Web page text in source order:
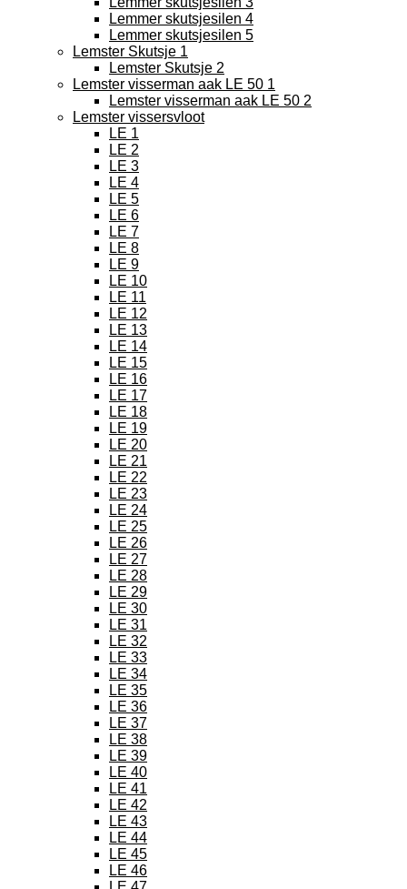
Lemmer skutsjesilen 4
Lemmer skutsjesilen 5
Lemster Skutsje 1
Lemster Skutsje 2
Lemster visserman aak LE 50 1
Lemster visserman aak LE 50 2
Lemster vissersvloot
LE 1
LE 2
LE 3
LE 4
LE 5
LE 6
LE 7
LE 8
LE 9
LE 10
LE 11
LE 12
LE 13
LE 14
LE 15
LE 16
LE 17
LE 18
LE 19
LE 20
LE 21
LE 22
LE 23
LE 24
LE 25
LE 26
LE 27
LE 28
LE 29
LE 30
LE 31
LE 32
LE 33
LE 34
LE 35
LE 36
LE 37
LE 38
LE 39
LE 40
LE 41
LE 42
LE 43
LE 44
LE 45
LE 46